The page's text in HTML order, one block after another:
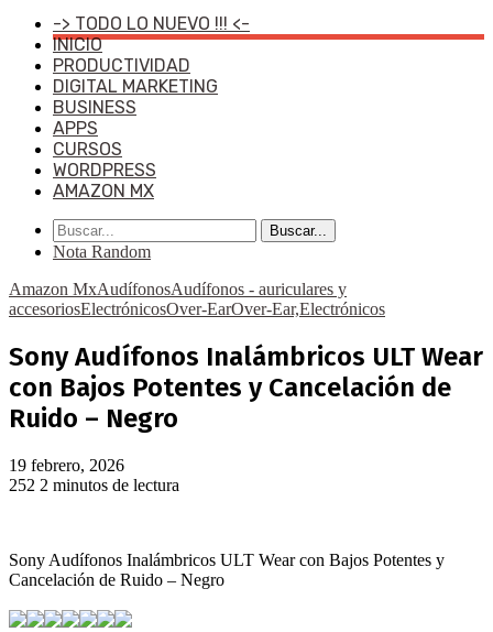
-> TODO LO NUEVO !!! <-
INICIO
PRODUCTIVIDAD
DIGITAL MARKETING
BUSINESS
APPS
CURSOS
WORDPRESS
AMAZON MX
Buscar...
Nota Random
Amazon MxAudífonosAudífonos - auriculares y
accesoriosElectrónicosOver-EarOver-Ear,Electrónicos
Sony Audífonos Inalámbricos ULT Wear
con Bajos Potentes y Cancelación de
Ruido – Negro
19 febrero, 2026
252 2 minutos de lectura
Sony Audífonos Inalámbricos ULT Wear con Bajos Potentes y
Cancelación de Ruido – Negro